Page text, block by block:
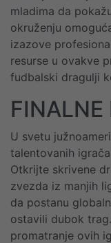
mladima da
okruženju
izazove
resurse u ovakve
fudbalski dragulji
FINALNE
U svetu
talentovanih
Otkrijte skrivene
zvezda iz manjih
da postanu
ostavili dubok
promatranje ovih